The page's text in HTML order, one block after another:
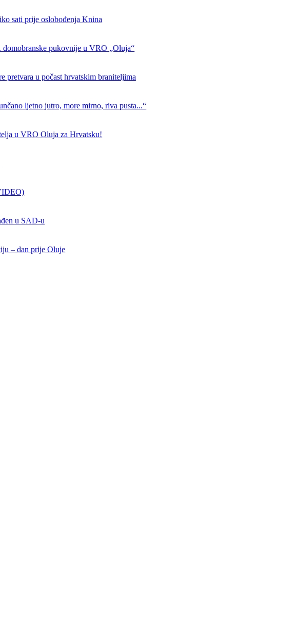
sati prije oslobođenja Knina
domobranske pukovnije u VRO „Oluja“
pretvara u počast hrvatskim braniteljima
ljetno jutro, more mirno, riva pusta...“
u VRO Oluja za Hrvatsku!
u SAD-u
– dan prije Oluje